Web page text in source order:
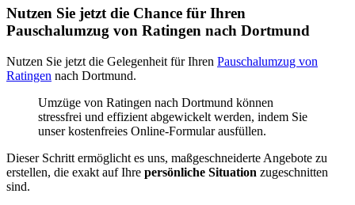
Nutzen Sie jetzt die Chance für Ihren
Pauschalumzug von Ratingen nach Dortmund
Nutzen Sie jetzt die Gelegenheit für Ihren Pauschalumzug von
Ratingen nach Dortmund.
Umzüge von Ratingen nach Dortmund können
stressfrei und effizient abgewickelt werden, indem Sie
unser kostenfreies Online-Formular ausfüllen.
Dieser Schritt ermöglicht es uns, maßgeschneiderte Angebote zu
erstellen, die exakt auf Ihre persönliche Situation zugeschnitten
sind.